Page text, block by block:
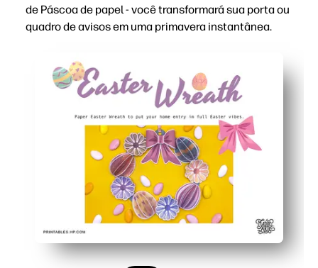
de Páscoa de papel - você transformará sua porta ou
quadro de avisos em uma primavera instantânea.
Sem preparação e pronto em minutos - basta
Envolve as crianças com trabalhos manuais que
Flexível para casa, aula ou festas - pendure em portas,
Baixo nível de bagunça e econômico - usa